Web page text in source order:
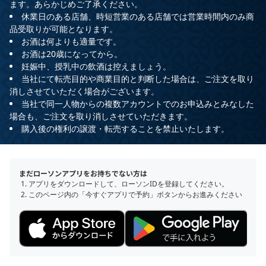
ます。あらかじめご了承ください。
休業日のある店舗、時短営業のある店舗では営業時間内のみ商
品受取りが可能となります。
お酒は何よりも適量です。
お酒は20歳になってから。
妊娠中、授乳中の飲酒は控えましょう。
当社にて転売目的や商業目的と判断した場合は、ご注文を取り
消しさせていただく場合がございます。
当社で同一人物からの複数アカウントでのお申込み​とみなした
場合も、ご注文を取り消しさせていただきます。
購入後の権利の譲渡・転売することを禁止いたします。
まだローソンアプリをお持ちでない方は
アプリをダウンロードして、ローソンIDを登録してください。
このページ内の「今すぐアプリで予約」ボタンからお進みください